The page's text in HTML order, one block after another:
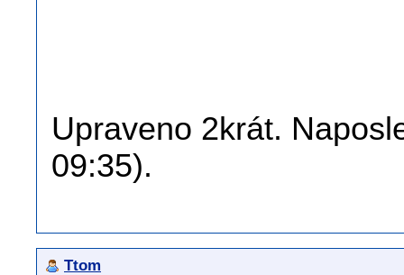
Upraveno 2krát.
09:35).
Ttom